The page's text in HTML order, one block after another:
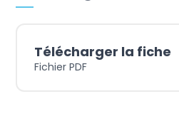
Télécharger la fiche
Fichier PDF